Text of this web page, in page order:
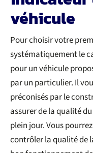
véhicule
Pour choisir votre
systématiquement le
pour un véhicule
par un particulier. Il
préconisés par le
assurer de la qualité
plein jour. Vous
contrôler la qualité de